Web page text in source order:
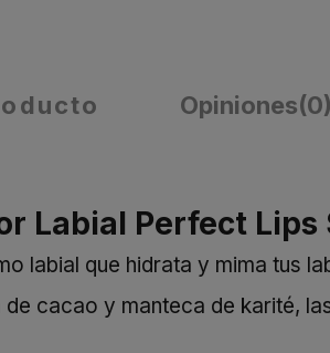
Opiniones(0)
Labial Perfect Lips
labial que hidrata y mima tus
cacao y manteca de karité,